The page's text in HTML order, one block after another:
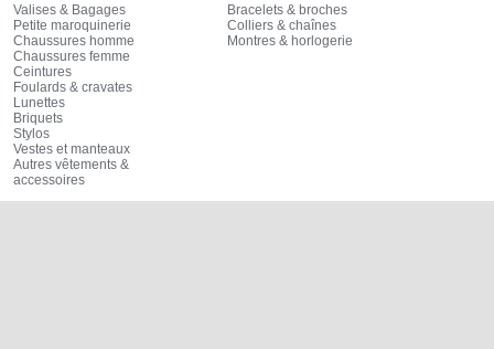
Valises & Bagages
Petite maroquinerie
Chaussures homme
Chaussures femme
Ceintures
Foulards & cravates
Lunettes
Briquets
Stylos
Vestes et manteaux
Autres vêtements &
accessoires
Bracelets & broches
Colliers & chaînes
Montres & horlogerie